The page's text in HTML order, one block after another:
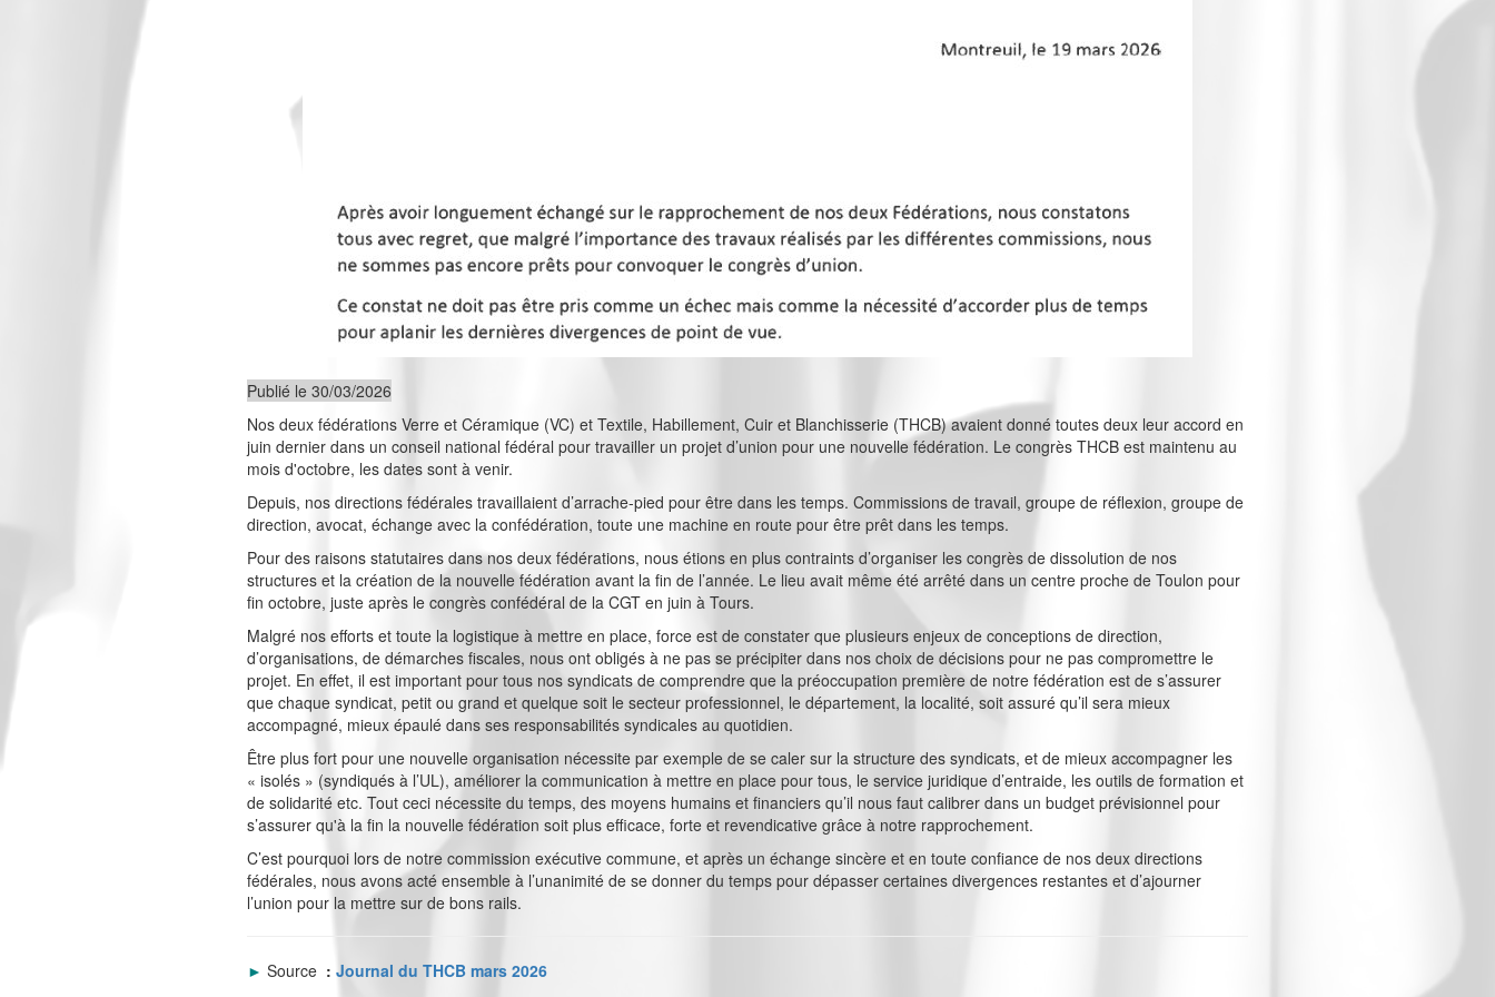
Publié le 30/03/2026
Nos deux fédérations Verre et Céramique (VC) et Textile, Habillement, Cuir et Blanchisserie (THCB) avaient donné toutes deux leur accord en
juin dernier dans un conseil national fédéral pour travailler un projet d’union pour une nouvelle fédération. Le congrès THCB est maintenu au
mois d'octobre, les dates sont à venir.
Depuis, nos directions fédérales travaillaient d’arrache-pied pour être dans les temps. Commissions de travail, groupe de réflexion, groupe de
direction, avocat, échange avec la confédération, toute une machine en route pour être prêt dans les temps.
Pour des raisons statutaires dans nos deux fédérations, nous étions en plus contraints d’organiser les congrès de dissolution de nos
structures et la création de la nouvelle fédération avant la fin de l’année. Le lieu avait même été arrêté dans un centre proche de Toulon pour
fin octobre, juste après le congrès confédéral de la CGT en juin à Tours.
Malgré nos efforts et toute la logistique à mettre en place, force est de constater que plusieurs enjeux de conceptions de direction,
d’organisations, de démarches fiscales, nous ont obligés à ne pas se précipiter dans nos choix de décisions pour ne pas compromettre le
projet. En effet, il est important pour tous nos syndicats de comprendre que la préoccupation première de notre fédération est de s’assurer
que chaque syndicat, petit ou grand et quelque soit le secteur professionnel, le département, la localité, soit assuré qu’il sera mieux
accompagné, mieux épaulé dans ses responsabilités syndicales au quotidien.
Être plus fort pour une nouvelle organisation nécessite par exemple de se caler sur la structure des syndicats, et de mieux accompagner les
« isolés » (syndiqués à l’UL), améliorer la communication à mettre en place pour tous, le service juridique d’entraide, les outils de formation et
de solidarité etc. Tout ceci nécessite du temps, des moyens humains et financiers qu’il nous faut calibrer dans un budget prévisionnel pour
s’assurer qu'à la fin la nouvelle fédération soit plus efficace, forte et revendicative grâce à notre rapprochement.
C’est pourquoi lors de notre commission exécutive commune, et après un échange sincère et en toute confiance de nos deux directions
fédérales, nous avons acté ensemble à l’unanimité de se donner du temps pour dépasser certaines divergences restantes et d’ajourner
l’union pour la mettre sur de bons rails.
► Source : Journal du THCB mars 2026